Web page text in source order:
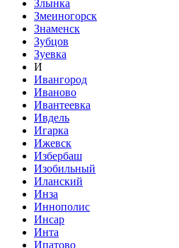
Злынка
Змеиногорск
Знаменск
Зубцов
Зуевка
И
Ивангород
Иваново
Ивантеевка
Ивдель
Игарка
Ижевск
Избербаш
Изобильный
Иланский
Инза
Иннополис
Инсар
Инта
Ипатово